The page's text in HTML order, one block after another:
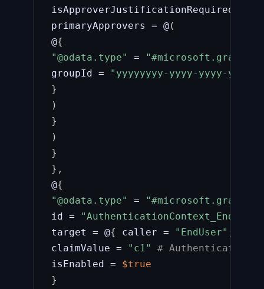
isApproverJustificationRequired =
primaryApprovers = @(
@{
"@odata.type"
=
groupId =
"yyyyyyyy-yyyy-yyyy-yyyy-
}
)
}
)
}
} ,
@{
"@odata.type"
=
id =
target = @{ caller = "EndUser" ;
claimValue =
"c1"
# Authentication
isEnabled = $true
}